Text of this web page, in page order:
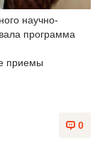
научно-
программа
приемы
0